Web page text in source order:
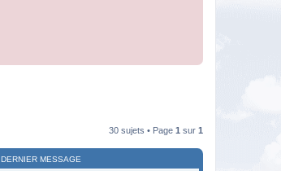
30 sujets • Page 1 sur 1
DERNIER MESSAGE